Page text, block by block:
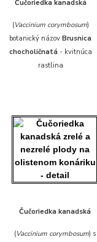
Čučoriedka kanadská
(Vaccinium corymbosum)
botanický názovBrusnica
chocholičnatá - kvitnúca
rastlina
Čučoriedka kanadská
(Vaccinium corymbosum) s